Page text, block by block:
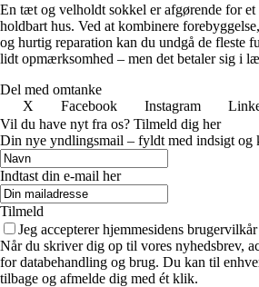
En tæt og velholdt sokkel er afgørende for
holdbart hus. Ved at kombinere
og hurtig reparation kan du undgå de fleste
lidt opmærksomhed – men det betaler sig i
Del med omtanke
X
Facebook Instagram
Vil du have nyt fra os? Tilmeld dig her
Din nye yndlingsmail – fyldt med indsigt og
Indtast din e-mail her
Tilmeld
Jeg accepterer hjemmesidens
Når du skriver dig op til vores nyhedsbrev,
for databehandling og brug. Du kan til
tilbage og afmelde dig med ét klik.